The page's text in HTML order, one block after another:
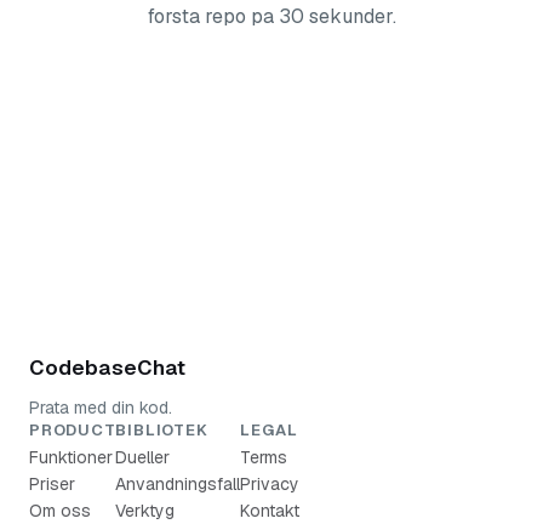
forsta repo pa 30 sekunder.
CodebaseChat
Prata med din kod.
PRODUCT
Funktioner
Priser
Om oss
BIBLIOTEK
Dueller
Anvandningsfall
Verktyg
LEGAL
Terms
Privacy
Kontakt